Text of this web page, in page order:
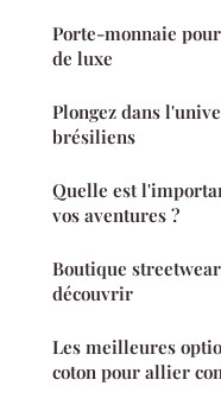
Porte-monnaie
de luxe
Plongez dans
brésiliens
Quelle est
vos aventures ?
Boutique
découvrir
Les meilleures
coton pour allier